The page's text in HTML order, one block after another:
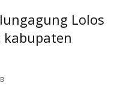
Lolos
kabupaten